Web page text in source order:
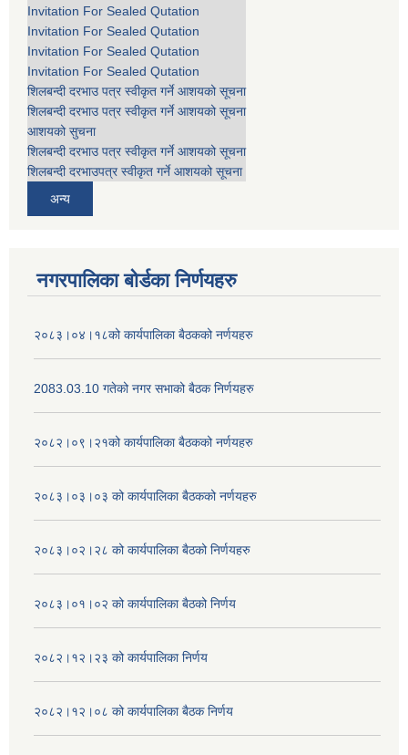
Invitation For Sealed Qutation
Invitation For Sealed Qutation
Invitation For Sealed Qutation
Invitation For Sealed Qutation
शिलबन्दी दरभाउ पत्र स्वीकृत गर्ने आशयको सूचना
शिलबन्दी दरभाउ पत्र स्वीकृत गर्ने आशयको सूचना
आशयको सुचना
शिलबन्दी दरभाउ पत्र स्वीकृत गर्ने आशयको सूचना
शिलबन्दी दरभाउपत्र स्वीकृत गर्ने आशयको सूचना
अन्य
नगरपालिका बोर्डका निर्णयहरु
२०८३।०४।१८को कार्यपालिका बैठकको नर्णयहरु
2083.03.10 गतेको नगर सभाको बैठक निर्णयहरु
२०८२।०९।२१को कार्यपालिका बैठकको नर्णयहरु
२०८३।०३।०३ को कार्यपालिका बैठकको नर्णयहरु
२०८३।०२।२८ को कार्यपालिका बैठको निर्णयहरु
२०८३।०१।०२ को कार्यपालिका बैठको निर्णय
२०८२।१२।२३ को कार्यपालिका निर्णय
२०८२।१२।०८ को कार्यपालिका बैठक निर्णय